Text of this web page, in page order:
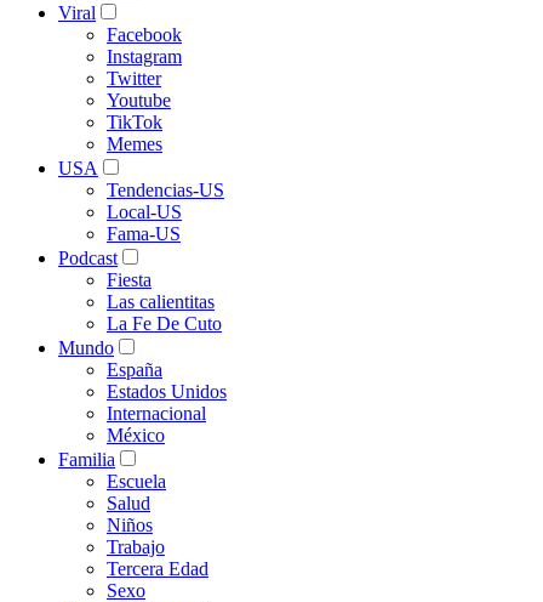
Viral
Facebook
Instagram
Twitter
Youtube
TikTok
Memes
USA
Tendencias-US
Local-US
Fama-US
Podcast
Fiesta
Las calientitas
La Fe De Cuto
Mundo
España
Estados Unidos
Internacional
México
Familia
Escuela
Salud
Niños
Trabajo
Tercera Edad
Sexo